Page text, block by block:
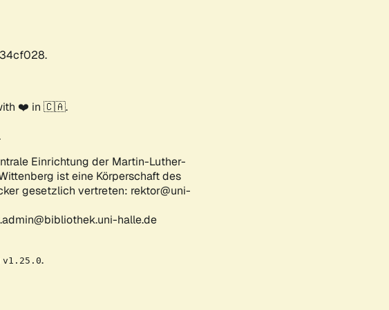
❤️ in 🇨🇦.
Einrichtung der Martin-Luther-
ist eine Körperschaft des
gesetzlich vertreten: rektor@uni-
halle.de
v1.25.0.